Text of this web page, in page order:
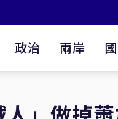
政治 兩岸